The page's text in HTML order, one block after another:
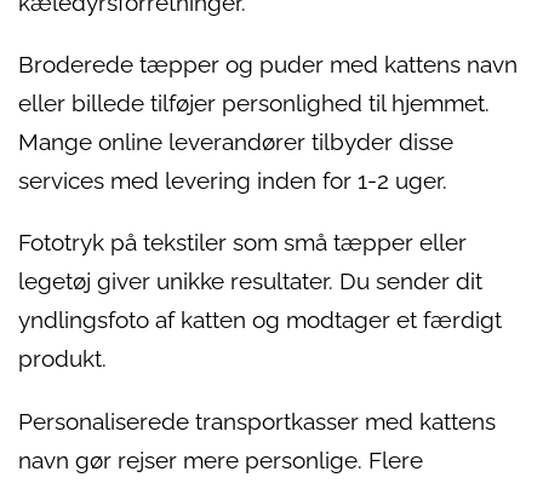
Broderede tæpper og puder med kattens navn
eller billede tilføjer personlighed til hjemmet.
Mange online leverandører tilbyder disse
services med levering inden for 1-2 uger.
Fototryk på tekstiler som små tæpper eller
legetøj giver unikke resultater. Du sender dit
yndlingsfoto af katten og modtager et færdigt
produkt.
Personaliserede transportkasser med kattens
navn gør rejser mere personlige. Flere